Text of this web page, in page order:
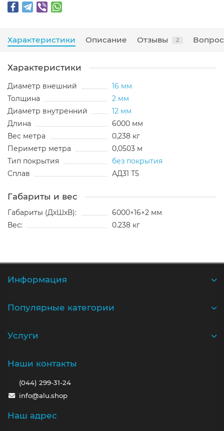
Характеристики Описание Отзывы 2
Характеристики
Диаметр внешний
16 мм
Толщина
2 мм
Диаметр внутренний
12 мм
Длина
6000 мм
Вес метра
0,238 кг
Периметр метра
0,0503 м
Тип покрытия
без покрытия
Сплав
АД31 Т5
Габариты и вес
Габариты (ДхШхВ):
6000×16×2 мм
Вес:
0.238 кг
Информация
Популярные категории
Услуги
Наши контакты
(044) 299-31-24
info@alu.shop
Наш адрес